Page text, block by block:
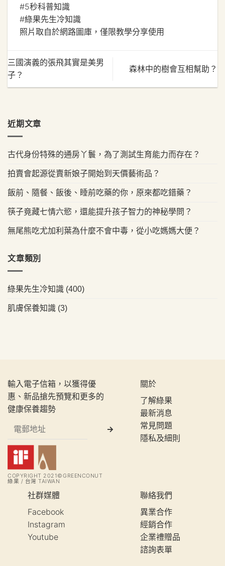
#5秒科普知識
#綠果先生冷知識
照片取自於網路圖庫，僅限教學分享使用
三國演義的張飛其實是美男
子？
森林中的樹會互相幫助？
近期文章
古代身份特殊的通房丫鬟，為了測試生育能力而存在？
拍賣會起源從賣新娘子開始到天價藝術品？
飯前、隨餐、飯後、睡前吃藥的你，原來都吃錯藥？
筷子竟藏七情六慾，還能提升孩子智力的神秘學問？
無尾熊吃尤加利葉為什麼不會中毒，從小吃媽媽大便？
文章類別
綠果先生冷知識 (400)
肌膚保養知識 (3)
輸入電子信箱，以獲得優
惠、新品搶先預覽和更多的
健康保養趨勢
COPYRIGHT 2021©GREENCONUT
綠果 / 台灣 TAIWAN
關於
了解綠果
最新消息
常見問題
隱私及細則
社群媒體
Facebook
Instagram
Youtube
聯絡我們
異業合作
經銷合作
企業禮贈品
諮詢表單